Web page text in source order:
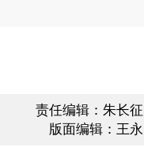
责任编辑：朱长征
版面编辑：王永